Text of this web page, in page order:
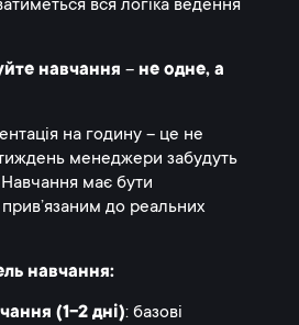
вся логіка ведення
навчання – не одне, а
на годину – це не
менеджери забудуть
має бути
до реальних
навчання:
(1-2 дні): базові